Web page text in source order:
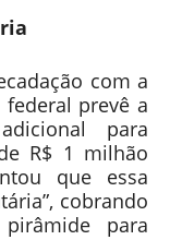
com a
prevê a
para
R$ 1 milhão
que essa
cobrando
para